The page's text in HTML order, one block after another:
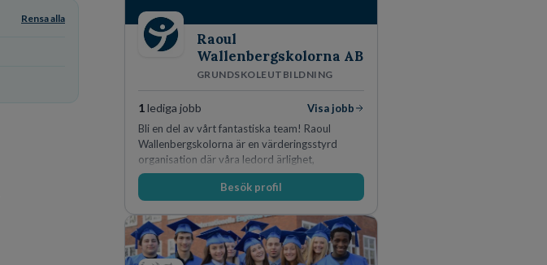
Rensa alla
Raoul
Wallenbergskolorna AB
GRUNDSKOLEUTBILDNING
1lediga jobb
Visa jobb
Bli en del av vårt fantastiska team! Raoul
Wallenbergskolorna är en värderingsstyrd
organisation där våra ledord ärlighet,
medkänsla, mod och handlingskraft
genomsyrar allt vi gör. Vi är tydliga med vad vi
samtidigt möjligheter att växa och utvecklas
internt.
Besök profil